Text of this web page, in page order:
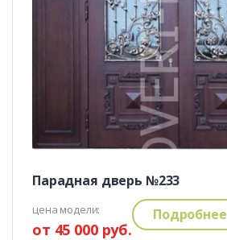
Парадная дверь №233
цена модели:
от 45 000 руб.
Подробнее